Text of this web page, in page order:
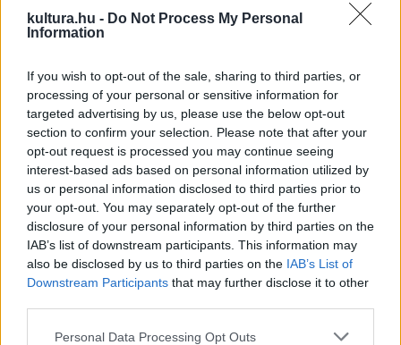
kultura.hu - Do Not Process My Personal
Information
If you wish to opt-out of the sale, sharing to third parties, or
processing of your personal or sensitive information for
targeted advertising by us, please use the below opt-out
section to confirm your selection. Please note that after your
opt-out request is processed you may continue seeing
interest-based ads based on personal information utilized by
us or personal information disclosed to third parties prior to
your opt-out. You may separately opt-out of the further
disclosure of your personal information by third parties on the
IAB’s list of downstream participants. This information may
also be disclosed by us to third parties on the IAB’s List of
Downstream Participants that may further disclose it to other
Please note that this website/app uses one or more Google
Personal Data Processing Opt Outs
nem hagy fel.
ZENE
„A komponálás szórakoztató munka és
kaland” – Bánlaky Ákos dalszerzésről és a
kortárs operáról
Bánlaky Ákos zeneszerző Bécsben él, személyesen ritkán,
műveivel azonban rendszeresen jelen van az Osztrák
Kulturális Fórum Budapest koncertprogramjaiban. Egy
fesztiváleseményre azonban legutóbb eljött. Interjú.
ZENE
Ránki György, az első magyar musical